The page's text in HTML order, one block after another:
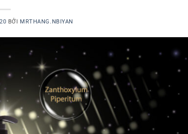
BỞI MRTHANG.NBIYAN